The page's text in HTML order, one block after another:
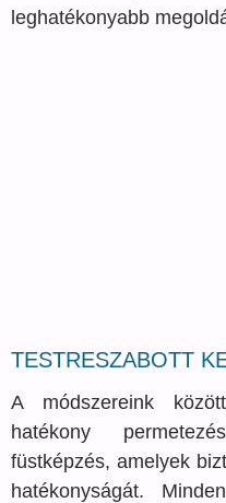
leghatékonyabb
TESTRESZABOTT
A módszereink
hatékony
füstképzés, amelyek
hatékonyságát.